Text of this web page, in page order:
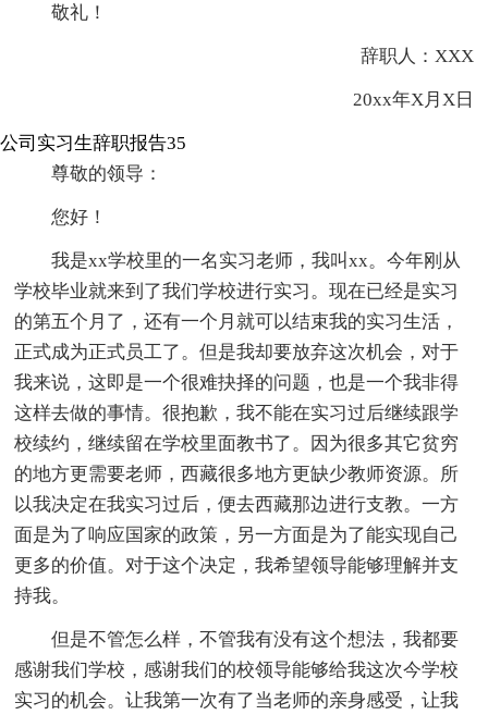
敬礼！
辞职人：XXX
20xx年X月X日
公司实习生辞职报告35
尊敬的领导：
您好！
我是xx学校里的一名实习老师，我叫xx。今年刚从
学校毕业就来到了我们学校进行实习。现在已经是实习
的第五个月了，还有一个月就可以结束我的实习生活，
正式成为正式员工了。但是我却要放弃这次机会，对于
我来说，这即是一个很难抉择的问题，也是一个我非得
这样去做的事情。很抱歉，我不能在实习过后继续跟学
校续约，继续留在学校里面教书了。因为很多其它贫穷
的地方更需要老师，西藏很多地方更缺少教师资源。所
以我决定在我实习过后，便去西藏那边进行支教。一方
面是为了响应国家的政策，另一方面是为了能实现自己
更多的价值。对于这个决定，我希望领导能够理解并支
持我。
但是不管怎么样，不管我有没有这个想法，我都要
感谢我们学校，感谢我们的校领导能够给我这次今学校
实习的机会。让我第一次有了当老师的亲身感受，让我